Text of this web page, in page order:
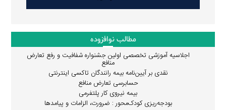
مطالب نوافزوده
اجلاسیه آموزشی تخصصی اولین جشنواره شفافیت و رفع تعارض
منافع
نقدی بر آیین‌نامه بیمه رانندگان تاکسی اینترنتی
حسابرسی تعارض منافع
بیمه نیروی کار پلتفرمی
بودجه‌ریزی کودک‌محور : ضرورت، الزامات و پیامدها